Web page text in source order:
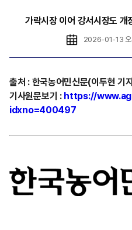
가락시장 이어 강서시장도 개
2026-01-13
출처 : 한국농어민신문(이두현 기
기사원문보기 : https://
idxno=400497